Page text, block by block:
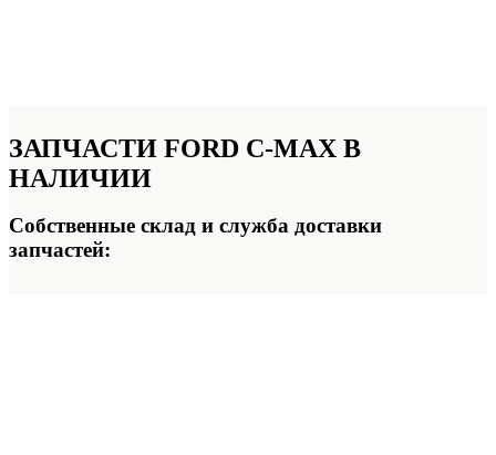
ЗАПЧАСТИ FORD C-MAX В
НАЛИЧИИ
Собственные склад и служба доставки
запчастей: